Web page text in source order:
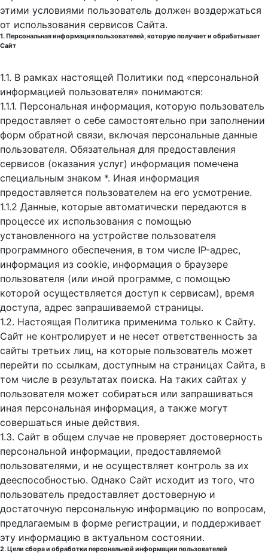
этими условиями пользователь должен воздержаться
от использования сервисов Сайта.
1. Персональная информация пользователей, которую получает и обрабатывает
Сайт
1.1. В рамках настоящей Политики под «персональной
информацией пользователя» понимаются:
1.1.1. Персональная информация, которую пользователь
предоставляет о себе самостоятельно при заполнении
форм обратной связи, включая персональные данные
пользователя. Обязательная для предоставления
сервисов (оказания услуг) информация помечена
специальным знаком *. Иная информация
предоставляется пользователем на его усмотрение.
1.1.2 Данные, которые автоматически передаются в
процессе их использования с помощью
установленного на устройстве пользователя
программного обеспечения, в том числе IP-адрес,
информация из cookie, информация о браузере
пользователя (или иной программе, с помощью
которой осуществляется доступ к cервисам), время
доступа, адрес запрашиваемой страницы.
1.2. Настоящая Политика применима только к Сайту.
Сайт не контролирует и не несет ответственность за
сайты третьих лиц, на которые пользователь может
перейти по ссылкам, доступным на страницах Сайта, в
том числе в результатах поиска. На таких сайтах у
пользователя может собираться или запрашиваться
иная персональная информация, а также могут
совершаться иные действия.
1.3. Сайт в общем случае не проверяет достоверность
персональной информации, предоставляемой
пользователями, и не осуществляет контроль за их
дееспособностью. Однако Сайт исходит из того, что
пользователь предоставляет достоверную и
достаточную персональную информацию по вопросам,
предлагаемым в форме регистрации, и поддерживает
эту информацию в актуальном состоянии.
2. Цели сбора и обработки персональной информации пользователей